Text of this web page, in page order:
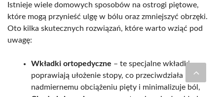
Istnieje wiele domowych sposobów na ostrogi piętowe,
które mogą przynieść ulgę w bólu oraz zmniejszyć obrzęki.
Oto kilka skutecznych rozwiązań, które warto wziąć pod
uwagę:
Wkładki ortopedyczne – te specjalne wkładki
poprawiają ułożenie stopy, co przeciwdziała
nadmiernemu obciążeniu pięty i minimalizuje ból,